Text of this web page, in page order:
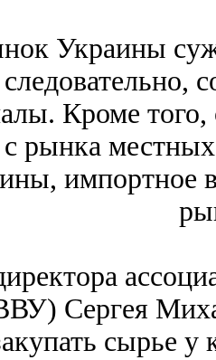
Украины
Кроме
с рынка
импортное
Сергея
сырье